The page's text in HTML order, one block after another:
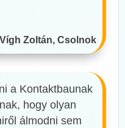
Vígh Zoltán, Csolnok
a Kontaktbaunak
hogy olyan
álmodni sem